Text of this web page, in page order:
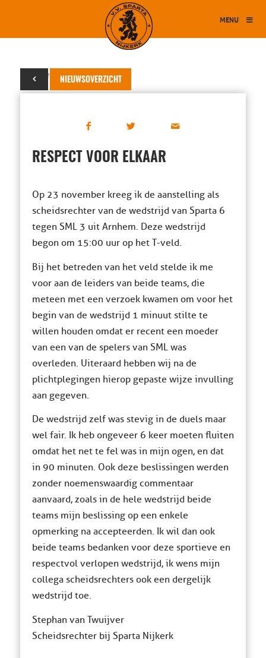
MENU
NIEUWSOVERZICHT
30 november 2024
RESPECT VOOR ELKAAR
Op 23 november kreeg ik de aanstelling als
scheidsrechter van de wedstrijd van Sparta 6
tegen SML 3 uit Arnhem. Deze wedstrijd
begon om 15:00 uur op het T-veld.
Bij het betreden van het veld stelde ik me
voor aan de leiders van beide teams, die
meteen met een verzoek kwamen om voor het
begin van de wedstrijd 1 minuut stilte te
willen houden omdat er recent een moeder
van een van de spelers van SML was
overleden. Uiteraard hebben wij na de
plichtplegingen hierop gepaste wijze invulling
aan gegeven.
De wedstrijd zelf was stevig in de duels maar
wel fair. Ik heb ongeveer 6 keer moeten fluiten
omdat het net te fel was in mijn ogen, en dat
in 90 minuten. Ook deze beslissingen werden
zonder noemenswaardig commentaar
aanvaard, zoals in de hele wedstrijd beide
teams mijn beslissing op een enkele
opmerking na accepteerden. Ik wil dan ook
beide teams bedanken voor deze sportieve en
respectvol verlopen wedstrijd, ik wens mijn
collega scheidsrechters ook een dergelijk
wedstrijd toe.
Stephan van Twuijver
Scheidsrechter bij Sparta Nijkerk